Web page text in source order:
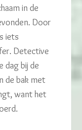
in de
Door
iets
Detective
dag bij de
de bak met
want het